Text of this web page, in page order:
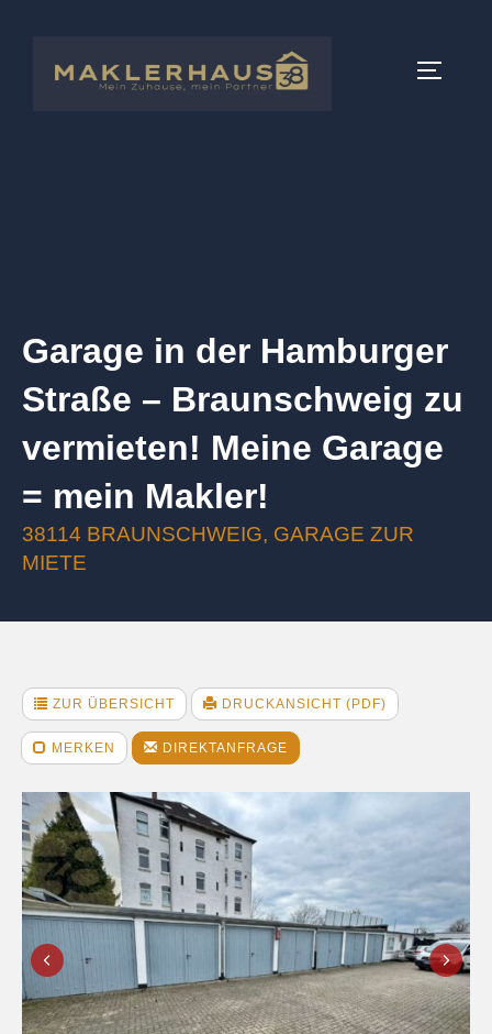
Garage in der Hamburger
Straße – Braunschweig zu
vermieten! Meine Garage
= mein Makler!
38114 BRAUNSCHWEIG, GARAGE ZUR
MIETE
ZUR ÜBERSICHT DRUCKANSICHT (PDF)
MERKEN DIREKTANFRAGE